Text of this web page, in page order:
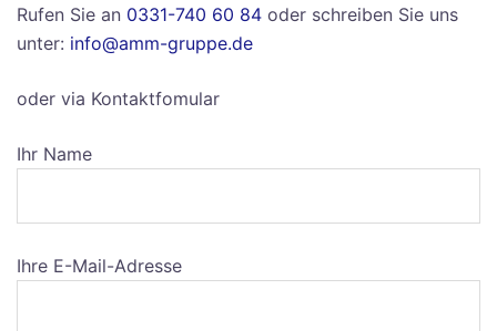
Rufen Sie an 0331-740 60 84 oder schreiben Sie uns
unter: info@amm-gruppe.de
oder via Kontaktfomular
Ihr Name
Ihre E-Mail-Adresse